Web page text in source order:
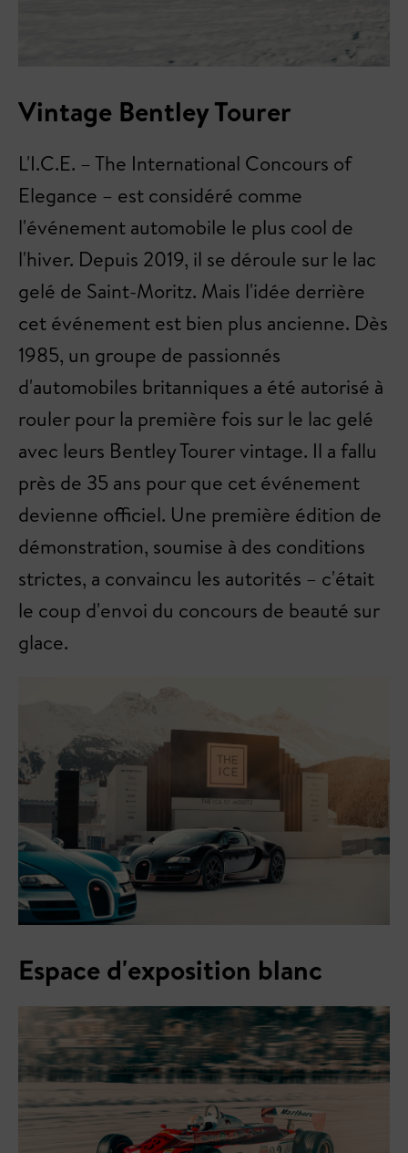
Vintage Bentley Tourer
L'I.C.E. – The International Concours of
Elegance – est considéré comme
l'événement automobile le plus cool de
l'hiver. Depuis 2019, il se déroule sur le lac
gelé de Saint-Moritz. Mais l'idée derrière
cet événement est bien plus ancienne. Dès
1985, un groupe de passionnés
d'automobiles britanniques a été autorisé à
rouler pour la première fois sur le lac gelé
avec leurs Bentley Tourer vintage. Il a fallu
près de 35 ans pour que cet événement
devienne officiel. Une première édition de
démonstration, soumise à des conditions
strictes, a convaincu les autorités – c'était
le coup d'envoi du concours de beauté sur
glace.
Espace d'exposition blanc